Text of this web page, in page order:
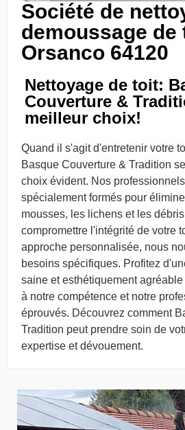
Société de
demoussage de
Orsanco 64120
Nettoyage de toit:
Couverture &
meilleur choix!
Quand il s'agit d'entretenir votre
Basque Couverture & Tradition
choix évident. Nos
spécialement formés pour
mousses, les lichens et les
compromettre l'intégrité de votre
approche personnalisée, nous
besoins spécifiques. Profitez
saine et esthétiquement
à notre compétence et notre
éprouvés. Découvrez comment
Tradition peut prendre soin de
expertise et dévouement.